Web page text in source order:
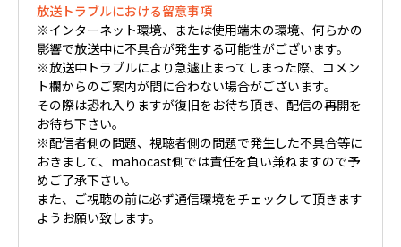
放送トラブルにおける留意事項
※インターネット環境、または使用端末の環境、何らかの
影響で放送中に不具合が発生する可能性がございます。
※放送中トラブルにより急遽止まってしまった際、コメン
ト欄からのご案内が間に合わない場合がございます。
その際は恐れ入りますが復旧をお待ち頂き、配信の再開を
お待ち下さい。
※配信者側の問題、視聴者側の問題で発生した不具合等に
おきまして、mahocast側では責任を負い兼ねますので予
めご了承下さい。
また、ご視聴の前に必ず通信環境をチェックして頂きます
ようお願い致します。